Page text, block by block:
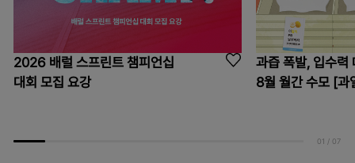
2026 배럴 스프린트 챔피언십
대회 모집 요강
과즙 폭발, 입수력
8월 월간 수모 [과
01 / 07